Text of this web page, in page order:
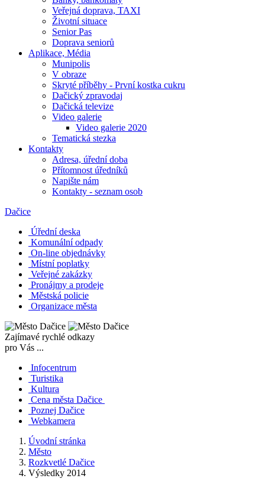
Veřejná doprava, TAXI
Životní situace
Senior Pas
Doprava seniorů
Aplikace, Média
Munipolis
V obraze
Skryté příběhy - První kostka cukru
Dačický zpravodaj
Dačická televize
Video galerie
Video galerie 2020
Tematická stezka
Kontakty
Adresa, úřední doba
Přítomnost úředníků
Napište nám
Kontakty - seznam osob
Dačice
Úřední deska
Komunální odpady
On-line objednávky
Místní poplatky
Veřejné zakázky
Pronájmy a prodeje
Městská policie
Organizace města
Zajímavé rychlé odkazy
pro Vás ...
Infocentrum
Turistika
Kultura
Cena města Dačice
Poznej Dačice
Webkamera
Úvodní stránka
Město
Rozkvetlé Dačice
Výsledky 2014